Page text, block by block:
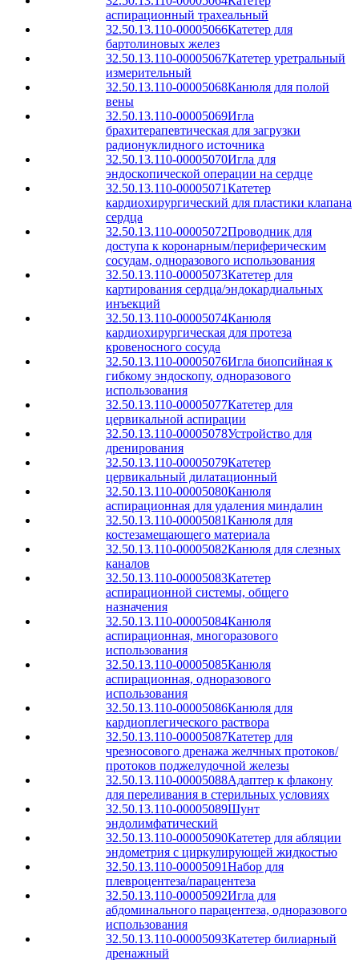
аспирационный трахеальный
32.50.13.110-00005066Катетер для
бартолиновых желез
32.50.13.110-00005067Катетер уретральный
измерительный
32.50.13.110-00005068Канюля для полой
вены
32.50.13.110-00005069Игла
брахитерапевтическая для загрузки
радионуклидного источника
32.50.13.110-00005070Игла для
эндоскопической операции на сердце
32.50.13.110-00005071Катетер
кардиохирургический для пластики клапана
сердца
32.50.13.110-00005072Проводник для
доступа к коронарным/периферическим
сосудам, одноразового использования
32.50.13.110-00005073Катетер для
картирования сердца/эндокардиальных
инъекций
32.50.13.110-00005074Канюля
кардиохирургическая для протеза
кровеносного сосуда
32.50.13.110-00005076Игла биопсийная к
гибкому эндоскопу, одноразового
использования
32.50.13.110-00005077Катетер для
цервикальной аспирации
32.50.13.110-00005078Устройство для
дренирования
32.50.13.110-00005079Катетер
цервикальный дилатационный
32.50.13.110-00005080Канюля
аспирационная для удаления миндалин
32.50.13.110-00005081Канюля для
костезамещающего материала
32.50.13.110-00005082Канюля для слезных
каналов
32.50.13.110-00005083Катетер
аспирационной системы, общего
назначения
32.50.13.110-00005084Канюля
аспирационная, многоразового
использования
32.50.13.110-00005085Канюля
аспирационная, одноразового
использования
32.50.13.110-00005086Канюля для
кардиоплегического раствора
32.50.13.110-00005087Катетер для
чрезносового дренажа желчных протоков/
протоков поджелудочной железы
32.50.13.110-00005088Адаптер к флакону
для переливания в стерильных условиях
32.50.13.110-00005089Шунт
эндолимфатический
32.50.13.110-00005090Катетер для абляции
эндометрия с циркулирующей жидкостью
32.50.13.110-00005091Набор для
плевроцентеза/парацентеза
32.50.13.110-00005092Игла для
абдоминального парацентеза, одноразового
использования
32.50.13.110-00005093Катетер билиарный
дренажный